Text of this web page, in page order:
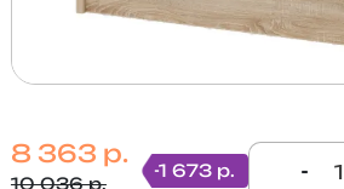
8 363 р.
10 036 р.
-1 673 р. -